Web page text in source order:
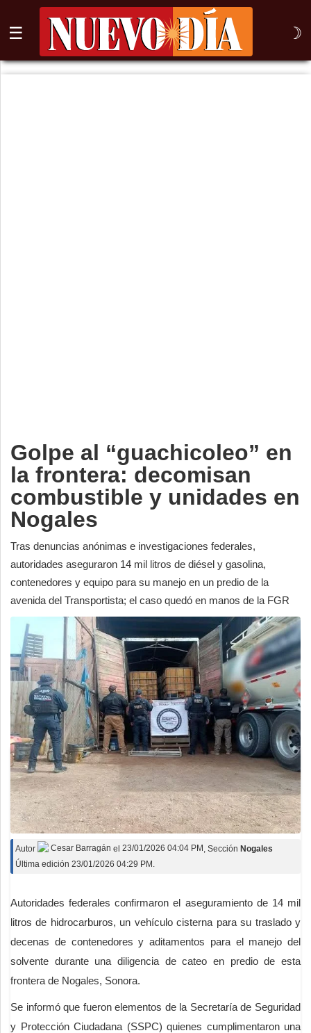
☰ ☽
⌕
Golpe al “guachicoleo” en
la frontera: decomisan
combustible y unidades en
Nogales
Tras denuncias anónimas e investigaciones federales,
autoridades aseguraron 14 mil litros de diésel y gasolina,
contenedores y equipo para su manejo en un predio de la
avenida del Transportista; el caso quedó en manos de la FGR
Autor Cesar Barragán el 23/01/2026 04:04 PM , Sección Nogales
Última edición 23/01/2026 04:29 PM.
Autoridades federales confirmaron el aseguramiento de 14 mil
litros de hidrocarburos, un vehículo cisterna para su traslado y
decenas de contenedores y aditamentos para el manejo del
solvente durante una diligencia de cateo en predio de esta
frontera de Nogales, Sonora.
Se informó que fueron elementos de la Secretaría de Seguridad
y Protección Ciudadana (SSPC) quienes cumplimentaron una